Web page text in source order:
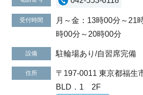
受付時間
月～金：13時00分～
時00分～20時00分
設備 駐輪場あり/自習席完備
住所
〒197-0011 東京都福生
BLD．1 2F